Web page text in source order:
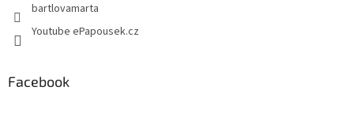
bartlovamarta
Youtube ePapousek.cz
Facebook